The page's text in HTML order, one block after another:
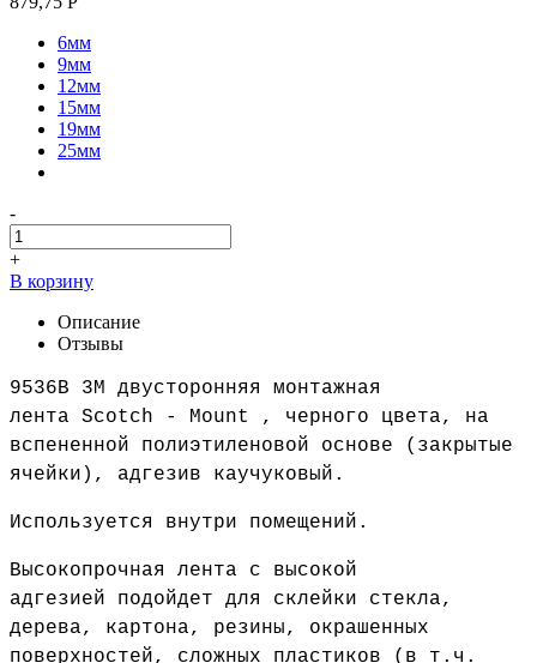
6мм
9мм
12мм
15мм
19мм
25мм
-
+
В корзину
Описание
Отзывы
9536B 3М двусторонняя монтажная
лента Scotch - Mount , черного цвета, на
вспененной полиэтиленовой основе (закрытые
ячейки), адгезив каучуковый.
Используется внутри помещений.
Высокопрочная лента с высокой
адгезией подойдет для склейки стекла,
дерева, картона, резины, окрашенных
поверхностей, сложных пластиков (в т.ч.